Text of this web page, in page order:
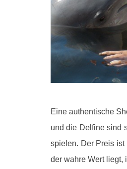
Eine authentische
und die Delfine sind
spielen. Der Preis
der wahre Wert liegt,